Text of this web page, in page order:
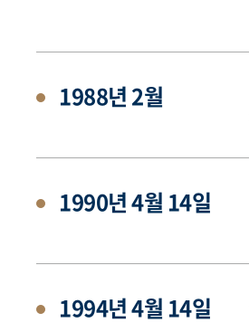
1988년 2월
1990년 4월 14일
1994년 4월 14일